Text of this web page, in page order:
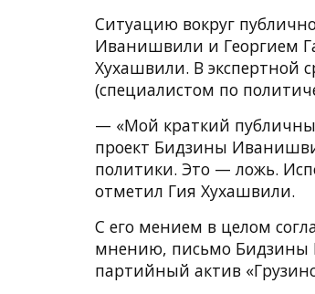
Ситуацию вокруг
Иванишвили и Георгием
Хухашвили. В экспертной
(специалистом по
— «Мой краткий
проект Бидзины
политики. Это — ложь.
отметил Гия Хухашвили.
С его мением в целом
мнению, письмо Бидзины
партийный актив